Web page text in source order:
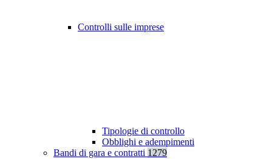
Controlli sulle imprese
Tipologie di controllo
Obblighi e adempimenti
Bandi di gara e contratti 1279